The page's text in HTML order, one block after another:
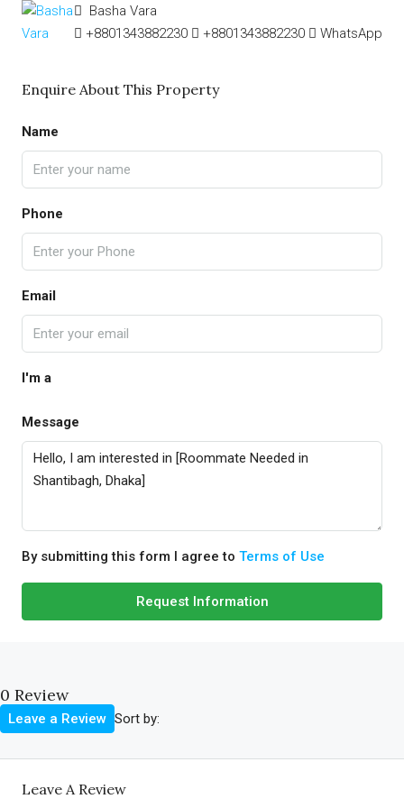
Basha Vara
+8801343882230
+8801343882230 WhatsApp
Enquire About This Property
Name
Phone
Email
I'm a
Message
By submitting this form I agree to Terms of Use
Request Information
0 Review
Sort by:
Leave a Review
Leave A Review